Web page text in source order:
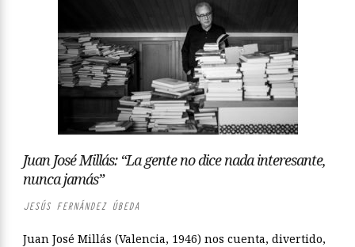
Juan José Millás: “La gente no dice nada interesante,
nunca jamás”
JESÚS FERNÁNDEZ ÚBEDA
Juan José Millás (Valencia, 1946) nos cuenta, divertido,